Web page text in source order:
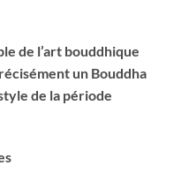
de l’art bouddhique
un Bouddha
de la période